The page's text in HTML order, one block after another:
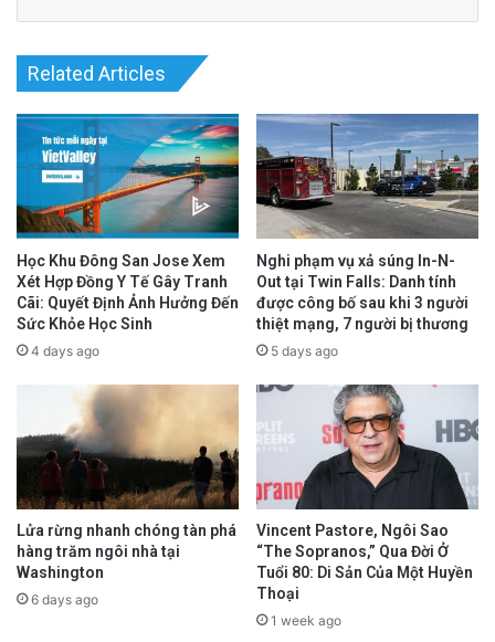
Read More@Epoch Times Tiếng Việt
Related Articles
Học Khu Đông San Jose Xem
Xét Hợp Đồng Y Tế Gây Tranh
Cãi: Quyết Định Ảnh Hưởng Đến
Sức Khỏe Học Sinh
4 days ago
Nghi phạm vụ xả súng In-N-
Out tại Twin Falls: Danh tính
được công bố sau khi 3 người
thiệt mạng, 7 người bị thương
5 days ago
Lửa rừng nhanh chóng tàn phá
hàng trăm ngôi nhà tại
Washington
6 days ago
Vincent Pastore, Ngôi Sao
“The Sopranos,” Qua Đời Ở
Tuổi 80: Di Sản Của Một Huyền
Thoại
1 week ago